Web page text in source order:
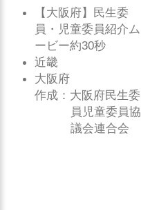
【大阪府】民生委
員・児童委員紹介ム
ービー約30秒
近畿
大阪府
作成：大阪府民生委
員児童委員協
議会連合会